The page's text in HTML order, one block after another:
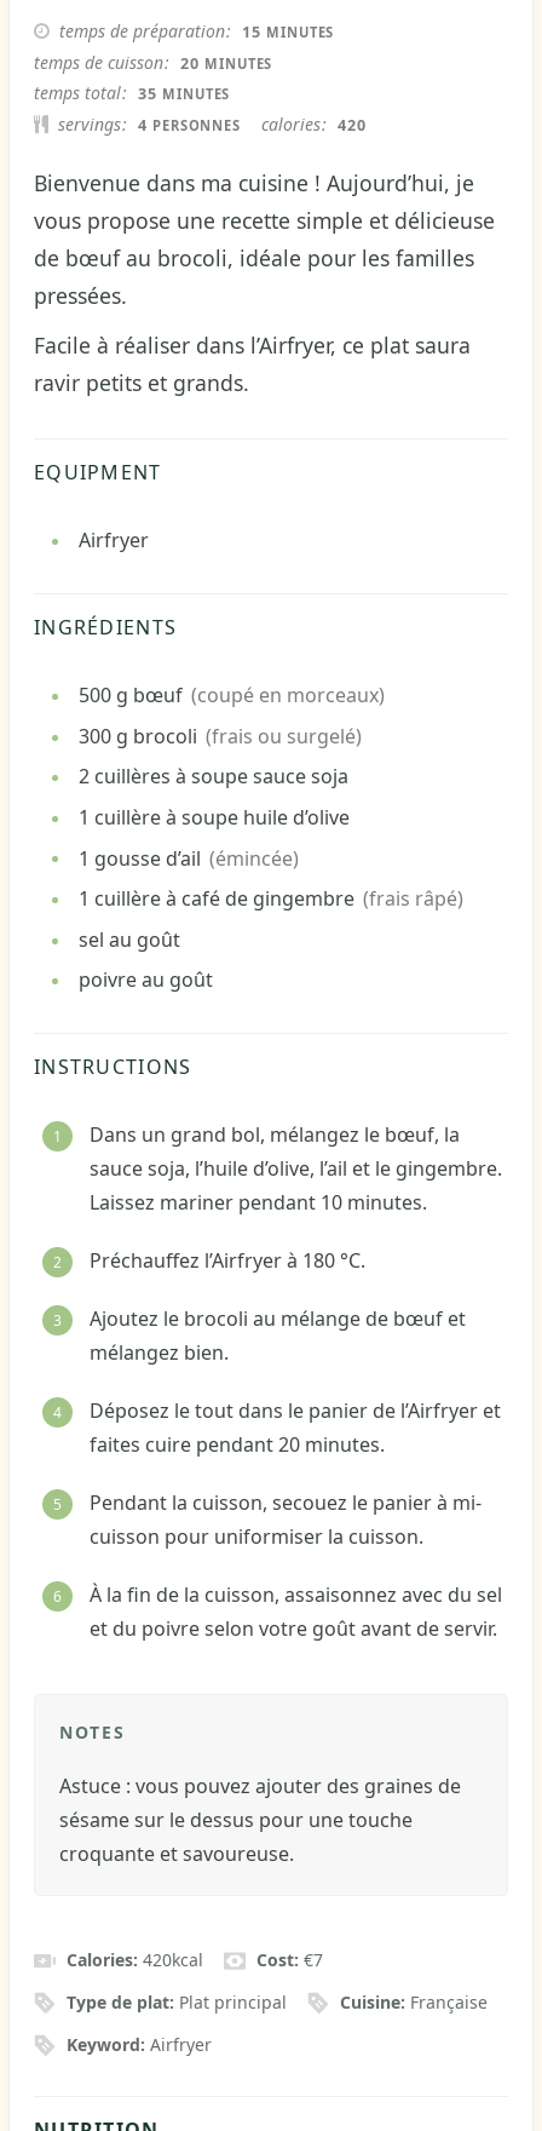
temps de préparation 15 MINUTES
MINUTES
temps de cuisson 20 MINUTES
MINUTES
temps total 35 MINUTES
MINUTES
servings 4 PERSONNES calories 420
Bienvenue dans ma cuisine ! Aujourd’hui, je
vous propose une recette simple et délicieuse
de bœuf au brocoli, idéale pour les familles
pressées.
Facile à réaliser dans l’Airfryer, ce plat saura
ravir petits et grands.
EQUIPMENT
Airfryer
INGRÉDIENTS
500 g bœuf (coupé en morceaux)
300 g brocoli (frais ou surgelé)
2 cuillères à soupesauce soja
1 cuillère à soupe huile d’olive
1 gousse d’ail (émincée)
1 cuillère à café de gingembre (frais râpé)
sel au goût
poivreau goût
INSTRUCTIONS
Dans un grand bol, mélangez le bœuf, la
sauce soja, l’huile d’olive, l’ail et le gingembre.
Laissez mariner pendant 10 minutes.
Préchauffez l’Airfryer à 180 °C.
Ajoutez le brocoli au mélange de bœuf et
mélangez bien.
Déposez le tout dans le panier de l’Airfryer et
faites cuire pendant 20 minutes.
Pendant la cuisson, secouez le panier à mi-
cuisson pour uniformiser la cuisson.
À la fin de la cuisson, assaisonnez avec du sel
et du poivre selon votre goût avant de servir.
NOTES
Astuce : vous pouvez ajouter des graines de
sésame sur le dessus pour une touche
croquante et savoureuse.
Calories:420kcal Cost:€7
Type de plat: Plat principal Cuisine: Française
Keyword:Airfryer